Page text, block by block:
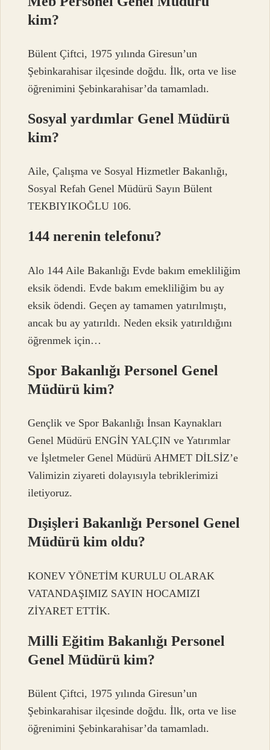
kim?
Bülent Çiftci, 1975 yılında Giresun’un
Şebinkarahisar ilçesinde doğdu. İlk, orta ve lise
öğrenimini Şebinkarahisar’da tamamladı.
Sosyal yardımlar Genel Müdürü
kim?
Aile, Çalışma ve Sosyal Hizmetler Bakanlığı,
Sosyal Refah Genel Müdürü Sayın Bülent
TEKBIYIKOĞLU 106.
144 nerenin telefonu?
Alo 144 Aile Bakanlığı Evde bakım emekliliğim
eksik ödendi. Evde bakım emekliliğim bu ay
eksik ödendi. Geçen ay tamamen yatırılmıştı,
ancak bu ay yatırıldı. Neden eksik yatırıldığını
öğrenmek için…
Spor Bakanlığı Personel Genel
Müdürü kim?
Gençlik ve Spor Bakanlığı İnsan Kaynakları
Genel Müdürü ENGİN YALÇIN ve Yatırımlar
ve İşletmeler Genel Müdürü AHMET DİLSİZ’e
Valimizin ziyareti dolayısıyla tebriklerimizi
iletiyoruz.
Dışişleri Bakanlığı Personel Genel
Müdürü kim oldu?
KONEV YÖNETİM KURULU OLARAK
VATANDAŞIMIZ SAYIN HOCAMIZI
ZİYARET ETTİK.
Milli Eğitim Bakanlığı Personel
Genel Müdürü kim?
Bülent Çiftci, 1975 yılında Giresun’un
Şebinkarahisar ilçesinde doğdu. İlk, orta ve lise
öğrenimini Şebinkarahisar’da tamamladı.